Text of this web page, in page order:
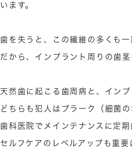
います。
歯を失うと、この繊維の多くも一
だから、インプラント周りの歯
天然歯に起こる歯周病と、イン
どちらも犯人はプラーク（細菌
歯科医院でメインテナンスに定
セルフケアのレベルアップも重要